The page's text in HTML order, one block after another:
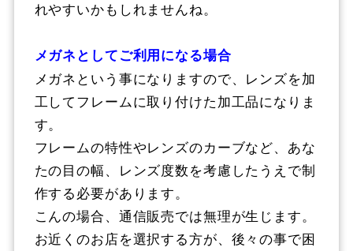
れやすいかもしれませんね。
メガネとしてご利用になる場合
メガネという事になりますので、レンズを加
工してフレームに取り付けた加工品になりま
す。
フレームの特性やレンズのカーブなど、あな
たの目の幅、レンズ度数を考慮したうえで制
作する必要があります。
こんの場合、通信販売では無理が生じます。
お近くのお店を選択する方が、後々の事で困